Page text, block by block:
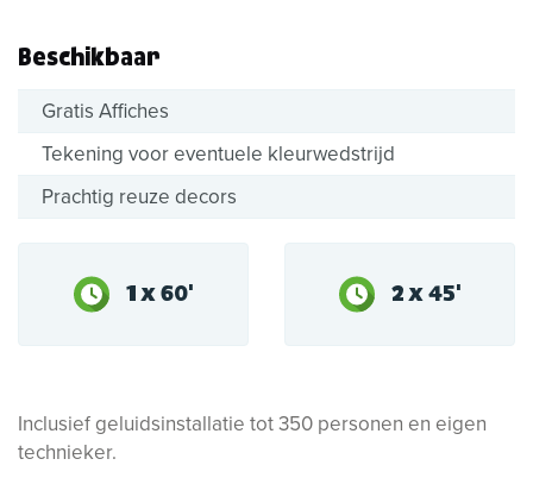
Beschikbaar
Gratis Affiches
Tekening voor eventuele kleurwedstrijd
Prachtig reuze decors
1 x 60' 2 x 45'
Inclusief geluidsinstallatie tot 350 personen en eigen
technieker.